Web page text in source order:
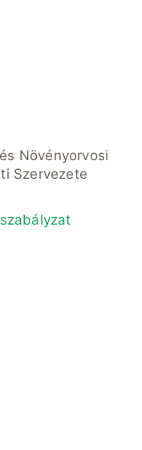
Növényorvosi
Szervezete